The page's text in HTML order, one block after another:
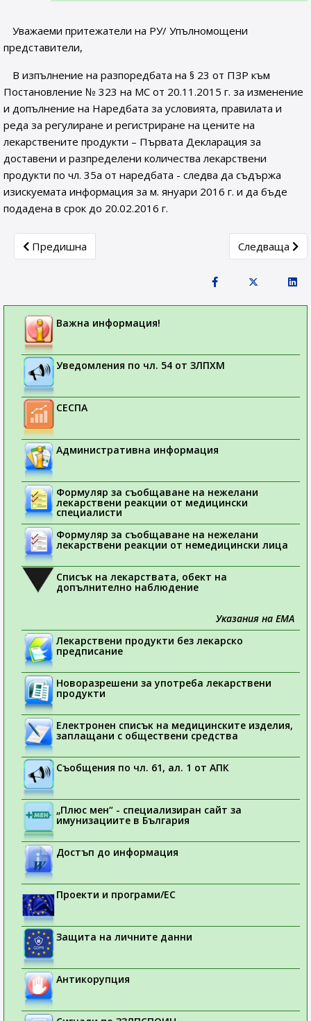
Уважаеми притежатели на РУ/ Упълномощени
представители,
В изпълнение на разпоредбата на § 23 от ПЗР към
Постановление № 323 на МС от 20.11.2015 г. за изменение
и допълнение на Наредбата за условията, правилата и
реда за регулиране и регистриране на цените на
лекарствените продукти – Първата Декларация за
доставени и разпределени количества лекарствени
продукти по чл. 35а от наредбата - следва да съдържа
изискуемата информация за м. януари 2016 г. и да бъде
подадена в срок до 20.02.2016 г.
Previous article: Приключване на Децентрализирана
Предишна Next article:
Следваща
Важна информация!
Уведомления по чл. 54 от ЗЛПХМ
СЕСПА
Административна информация
Формуляр за съобщаване на нежелани
лекарствени реакции от медицински
специалисти
Формуляр за съобщаване на нежелани
лекарствени реакции от немедицински лица
Списък на лекарствата, обект на
допълнително наблюдение
Указания на ЕМА
Лекарствени продукти без лекарско
предписание
Новоразрешени за употреба лекарствени
продукти
Електронен списък на медицинските изделия,
заплащани с обществени средства
Съобщения по чл. 61, ал. 1 от АПК
„Плюс мен“ - специализиран сайт за
имунизациите в България
Достъп до информация
Проекти и програми/ЕС
Защита на личните данни
Антикорупция